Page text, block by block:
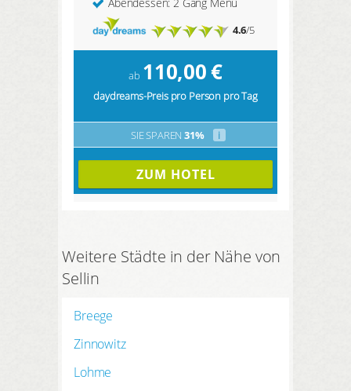
Abendessen: 2 Gang Menü
4.6/5
ab 110,00€
daydreams-Preis pro Person pro Tag
SIE SPAREN 31% i
ZUM HOTEL
Weitere Städte in der Nähe von
Sellin
Breege
Zinnowitz
Lohme